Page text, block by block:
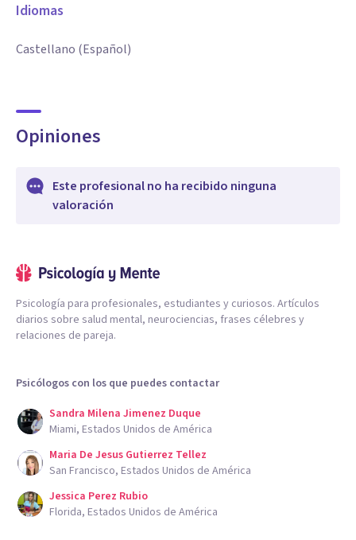
Idiomas
Castellano (Español)
Opiniones
Este profesional no ha recibido ninguna
valoración
Psicología para profesionales, estudiantes y curiosos. Artículos
diarios sobre salud mental, neurociencias, frases célebres y
relaciones de pareja.
Psicólogos con los que puedes contactar
Sandra Milena Jimenez Duque
Miami, Estados Unidos de América
Maria De Jesus Gutierrez Tellez
San Francisco, Estados Unidos de América
Jessica Perez Rubio
Florida, Estados Unidos de América